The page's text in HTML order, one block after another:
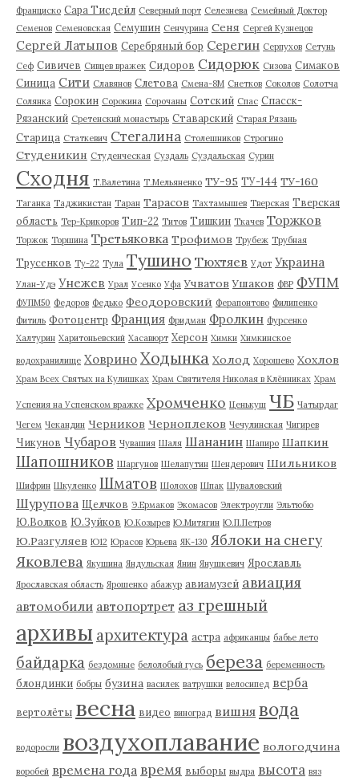
Франциско Сара Тисдейл Северный порт Селезнева Семейный Доктор
Семенов Семеновская Семушин Сенчурина Сеня Сергей Кузнецов
Сергей Латыпов Серебряный бор Серегин Серпухов Сетунь
Сеф Сивичев Сивцев вражек Сидоров Сидорюк Сизова Симаков
Синица Сити Славянов Слетова Смена-8М Снетков Соколов Солотча
Солянка Сорокин Сорокина Сорочаны Сотский Спас Спасск-
Рязанский Сретенский монастырь Ставарский Старая Рязань
Старица Статкевич Стегалина Столешников Строгино
Студеникин Студенческая Суздаль Суздальская Сурин
Сходня Т.Валетина Т.Мельяненко ТУ-95 ТУ-144 ТУ-160
Таганка Таджикистан Таран Тарасов Тахтамышев Тверская Тверская
область Тер-Крикоров Тип-22 Титов Тишкин Ткачев Торжков
Торжок Торшина Третьяковка Трофимов Трубеж Трубная
Трусенков Ту-22 Тула Тушино Тюхтяев Удот Украина
Улан-Удэ Унежев Урал Усенко Уфа Учватов Ушаков ФВР ФУПМ
ФУПМ50 Федоров Федько Феодоровский Ферапонтово Филипенко
Фитиль Фотоцентр Франция Фридман Фролкин Фурсенко
Халтурин Харитоньевский Хасавюрт Херсон Химки Химкинское
водохранилище Ховрино Ходынка Холод Хорошево Хохлов
Храм Всех Святых на Кулишках Храм Святителя Николая в Клённиках Храм
Успения на Успенском вражке Хромченко Ценькуш ЧБ Чатырдаг
Чегем Чекандин Черников Черноплеков Чечулинская Чигирев
Чикунов Чубаров Чувашия Шаля Шананин Шапиро Шапкин
Шапошников Шаргунов Шелапутин Шендерович Шильников
Шифрин Шкуленко Шматов Шолохов Шпак Шуваловский
Шурупова Щелчков Э.Ермаков Экомасов Электроугли Эльтюбю
Ю.Волков Ю.Зуйков Ю.Козырев Ю.Митягин Ю.П.Петров
Ю.Разгуляев Ю12 Юрасов Юрьева ЯК-130 Яблоки на снегу
Яковлева Якушина Яндульская Янин Янушкевич Ярославль
Ярославская область Ярошенко абажур авиамузей авиация
автомобили автопортрет аз грешный
архивы архитектура астра африканцы бабье лето
байдарка бездомные белолобый гусь береза беременность
блондинки бобры бузина василек ватрушки велосипед верба
вертолёты весна видео виноград вишня вода
водоросли воздухоплавание вологодчина
воробей времена года время выборы выдра высота вяз